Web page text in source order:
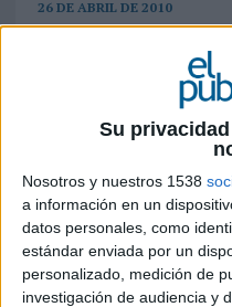
Su
Nosotros y nuestros 1538
a información en un
datos personales, como
estándar enviada por un
personalizado, medición de
investigación de audiencia y
26 DE ABRIL DE 2010
D. Rafael Paul
Cádiz Tel.: 956 221 742